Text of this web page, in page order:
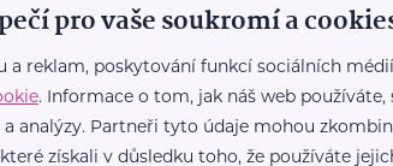
pro vaše soukromí a
a reklam, poskytování funkcí sociálních
. Informace o tom, jak náš web
analýzy. Partneři tyto údaje mohou
získali v důsledku toho, že používáte